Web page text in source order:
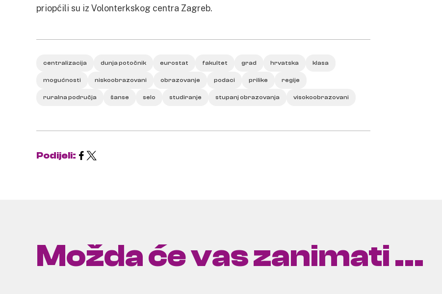
priopćili su iz Volonterkskog centra Zagreb.
centralizacija dunja potočnik eurostat fakultet grad hrvatska klasa
mogućnosti niskoobrazovani obrazovanje podaci prilike regije
ruralna područja šanse selo studiranje stupanj obrazovanja visokoobrazovani
Podijeli:
Možda će vas zanimati ...